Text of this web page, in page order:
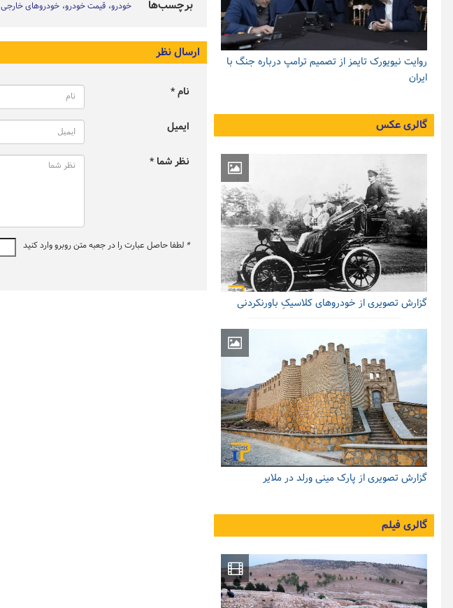
برچسب‌ها خودرو قیمت خودرو خودروهای خارجی
ارسال نظر
نام *
ایمیل
نظر شما *
* لطفا حاصل عبارت را در جعبه متن روبرو وارد کنید
روایت نیویورک تایمز از تصمیم ترامپ درباره جنگ با
ایران
گالری عکس
گزارش تصویری از خودروهای کلاسیکِ باورنکردنی
گزارش تصویری از پارک مینی ورلد در ملایر
گالری فیلم